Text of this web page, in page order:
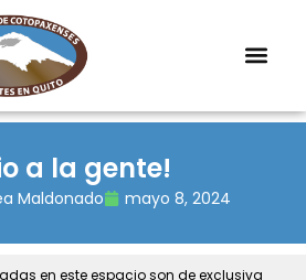
a la gente!
Maldonado mayo 8, 2024
en este espacio son de exclusiva